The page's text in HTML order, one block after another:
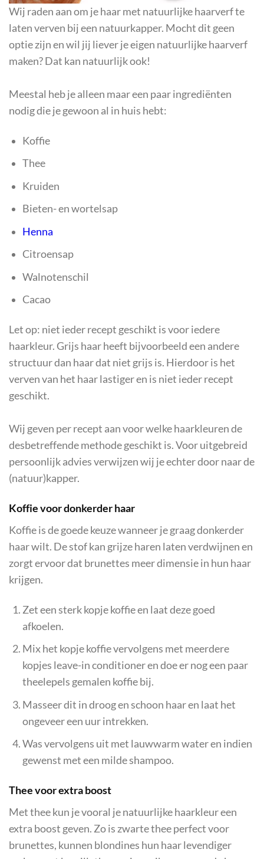
Wij raden aan om je haar met natuurlijke haarverf te
laten verven bij een natuurkapper. Mocht dit geen
optie zijn en wil jij liever je eigen natuurlijke haarverf
maken? Dat kan natuurlijk ook!
Meestal heb je alleen maar een paar ingrediënten
nodig die je gewoon al in huis hebt:
Koffie
Thee
Kruiden
Bieten- en wortelsap
Henna
Citroensap
Walnotenschil
Cacao
Let op: niet ieder recept geschikt is voor iedere
haarkleur. Grijs haar heeft bijvoorbeeld een andere
structuur dan haar dat niet grijs is. Hierdoor is het
verven van het haar lastiger en is niet ieder recept
geschikt.
Wij geven per recept aan voor welke haarkleuren de
desbetreffende methode geschikt is. Voor uitgebreid
persoonlijk advies verwijzen wij je echter door naar de
(natuur)kapper.
Koffie voor donkerder haar
Koffie is de goede keuze wanneer je graag donkerder
haar wilt. De stof kan grijze haren laten verdwijnen en
zorgt ervoor dat brunettes meer dimensie in hun haar
krijgen.
Zet een sterk kopje koffie en laat deze goed
afkoelen.
Mix het kopje koffie vervolgens met meerdere
kopjes leave-in conditioner en doe er nog een paar
theelepels gemalen koffie bij.
Masseer dit in droog en schoon haar en laat het
ongeveer een uur intrekken.
Was vervolgens uit met lauwwarm water en indien
gewenst met een milde shampoo.
Thee voor extra boost
Met thee kun je vooral je natuurlijke haarkleur een
extra boost geven. Zo is zwarte thee perfect voor
brunettes, kunnen blondines hun haar levendiger